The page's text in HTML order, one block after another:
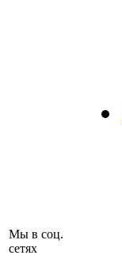
Мы в соц.
сетях